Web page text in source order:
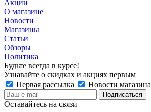
Акции
О магазине
Новости
Магазины
Статьи
Обзоры
Политика
Будьте всегда в курсе!
Узнавайте о скидках и акциях первым
Первая рассылка
Новости магазина
Оставайтесь на связи